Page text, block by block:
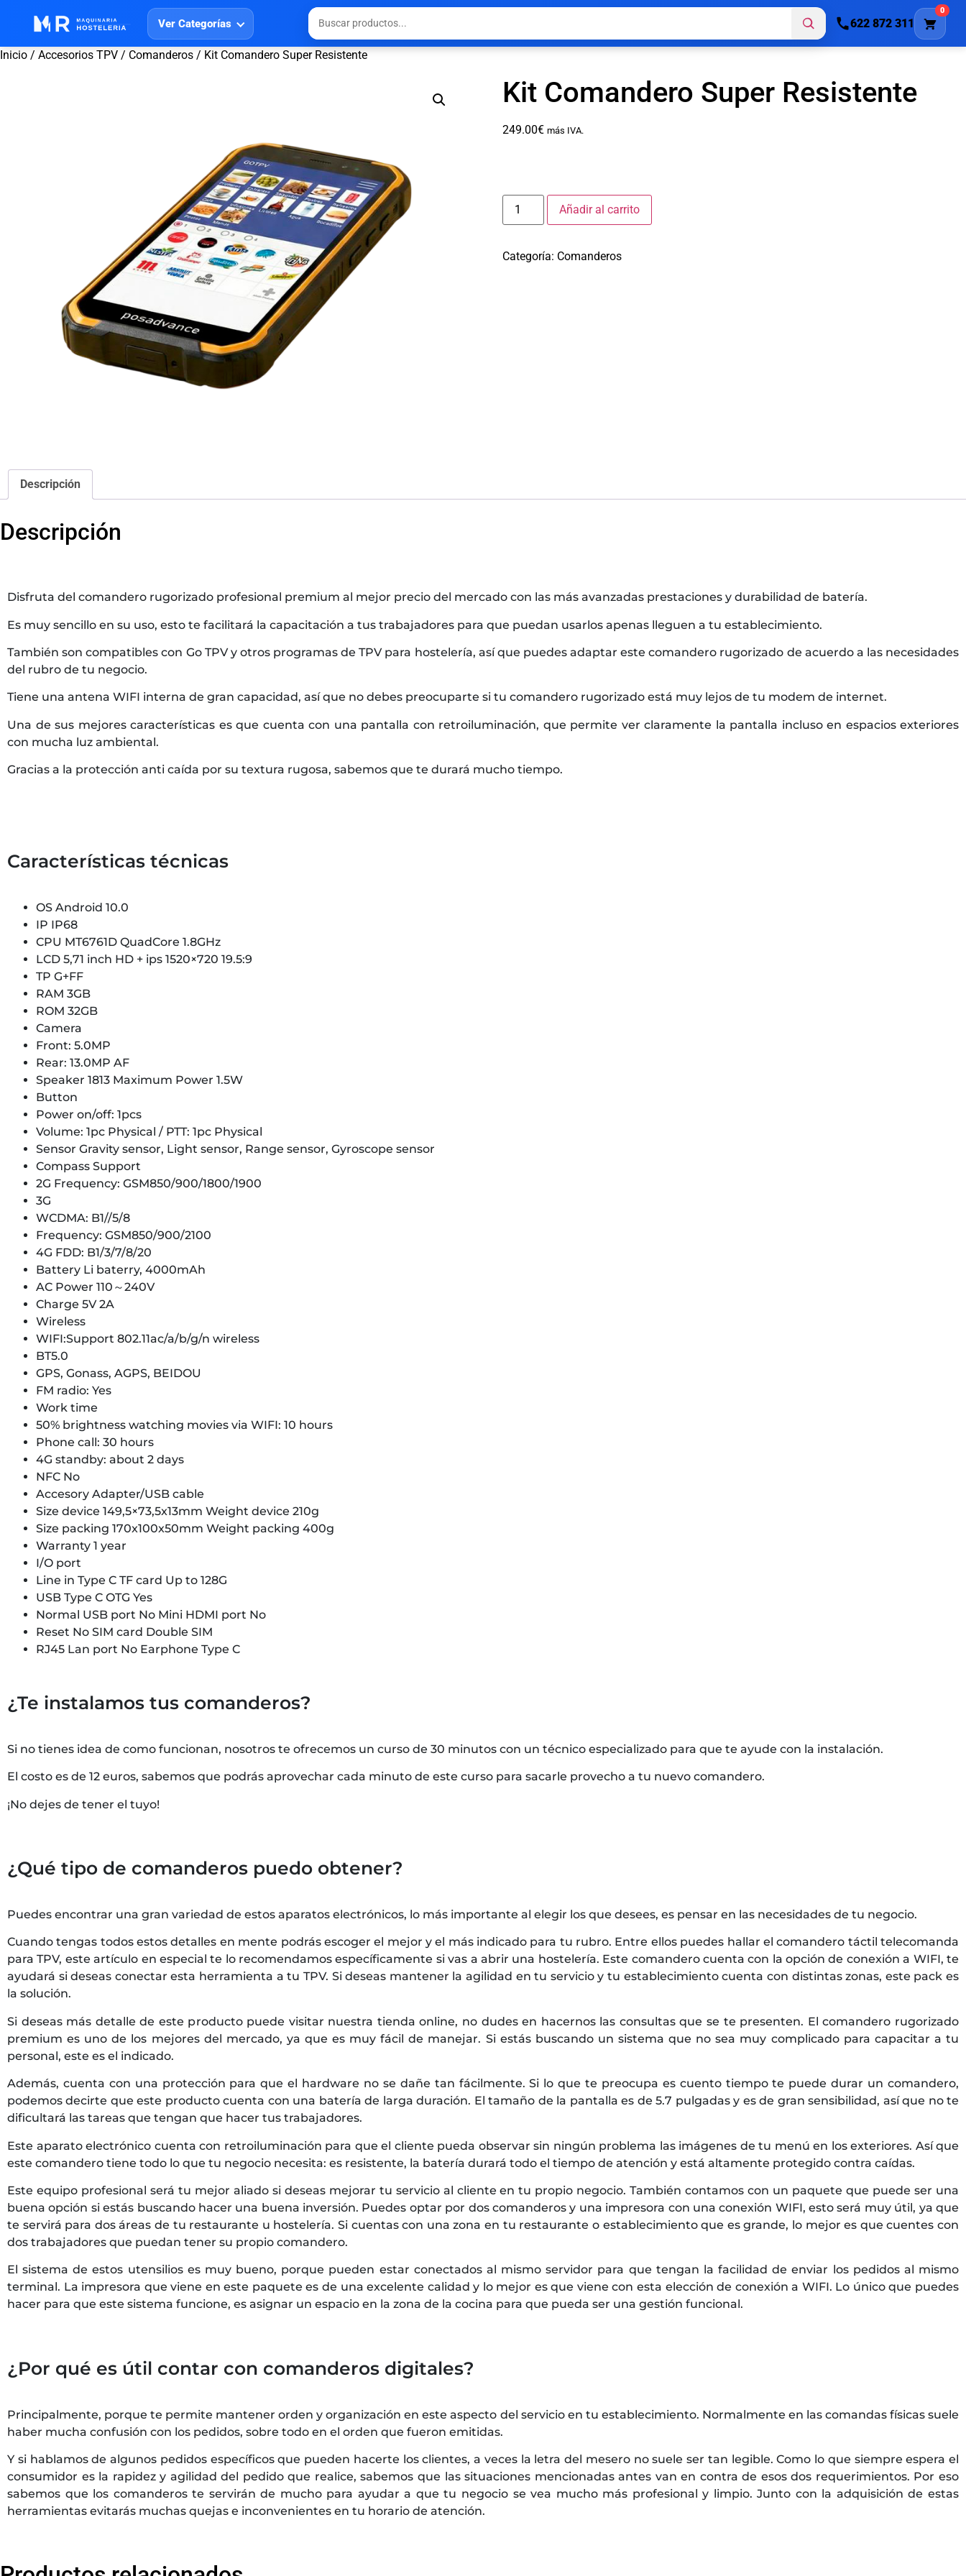
Ver Categorías 622 872 311
0
Inicio / Accesorios TPV / Comanderos / Kit Comandero Super Resistente
Kit Comandero Super Resistente
249.00€ más IVA.
Añadir al carrito
Categoría: Comanderos
Descripción
Descripción
Disfruta del comandero rugorizado profesional premium al mejor precio del mercado con las más avanzadas prestaciones y durabilidad de batería.
Es muy sencillo en su uso, esto te facilitará la capacitación a tus trabajadores para que puedan usarlos apenas lleguen a tu establecimiento.
También son compatibles con Go TPV y otros programas de TPV para hostelería, así que puedes adaptar este comandero rugorizado de acuerdo a las necesidades
del rubro de tu negocio.
Tiene una antena WIFI interna de gran capacidad, así que no debes preocuparte si tu comandero rugorizado está muy lejos de tu modem de internet.
Una de sus mejores características es que cuenta con una pantalla con retroiluminación, que permite ver claramente la pantalla incluso en espacios exteriores
con mucha luz ambiental.
Gracias a la protección anti caída por su textura rugosa, sabemos que te durará mucho tiempo.
Características técnicas
OS Android 10.0
IP IP68
CPU MT6761D QuadCore 1.8GHz
LCD 5,71 inch HD + ips 1520×720 19.5:9
TP G+FF
RAM 3GB
ROM 32GB
Camera
Front: 5.0MP
Rear: 13.0MP AF
Speaker 1813 Maximum Power 1.5W
Button
Power on/off: 1pcs
Volume: 1pc Physical / PTT: 1pc Physical
Sensor Gravity sensor, Light sensor, Range sensor, Gyroscope sensor
Compass Support
2G Frequency: GSM850/900/1800/1900
3G
WCDMA: B1//5/8
Frequency: GSM850/900/2100
4G FDD: B1/3/7/8/20
Battery Li baterry, 4000mAh
AC Power 110～240V
Charge 5V 2A
Wireless
WIFI:Support 802.11ac/a/b/g/n wireless
BT5.0
GPS, Gonass, AGPS, BEIDOU
FM radio: Yes
Work time
50% brightness watching movies via WIFI: 10 hours
Phone call: 30 hours
4G standby: about 2 days
NFC No
Accesory Adapter/USB cable
Size device 149,5×73,5x13mm Weight device 210g
Size packing 170x100x50mm Weight packing 400g
Warranty 1 year
I/O port
Line in Type C TF card Up to 128G
USB Type C OTG Yes
Normal USB port No Mini HDMI port No
Reset No SIM card Double SIM
RJ45 Lan port No Earphone Type C
¿Te instalamos tus comanderos?
Si no tienes idea de como funcionan, nosotros te ofrecemos un curso de 30 minutos con un técnico especializado para que te ayude con la instalación.
El costo es de 12 euros, sabemos que podrás aprovechar cada minuto de este curso para sacarle provecho a tu nuevo comandero.
¡No dejes de tener el tuyo!
¿Qué tipo de comanderos puedo obtener?
Puedes encontrar una gran variedad de estos aparatos electrónicos, lo más importante al elegir los que desees, es pensar en las necesidades de tu negocio.
Cuando tengas todos estos detalles en mente podrás escoger el mejor y el más indicado para tu rubro. Entre ellos puedes hallar el comandero táctil telecomanda
para TPV, este artículo en especial te lo recomendamos específicamente si vas a abrir una hostelería. Este comandero cuenta con la opción de conexión a WIFI, te
ayudará si deseas conectar esta herramienta a tu TPV. Si deseas mantener la agilidad en tu servicio y tu establecimiento cuenta con distintas zonas, este pack es
la solución.
Si deseas más detalle de este producto puede visitar nuestra tienda online, no dudes en hacernos las consultas que se te presenten. El comandero rugorizado
premium es uno de los mejores del mercado, ya que es muy fácil de manejar. Si estás buscando un sistema que no sea muy complicado para capacitar a tu
personal, este es el indicado.
Además, cuenta con una protección para que el hardware no se dañe tan fácilmente. Si lo que te preocupa es cuento tiempo te puede durar un comandero,
podemos decirte que este producto cuenta con una batería de larga duración. El tamaño de la pantalla es de 5.7 pulgadas y es de gran sensibilidad, así que no te
dificultará las tareas que tengan que hacer tus trabajadores.
Este aparato electrónico cuenta con retroiluminación para que el cliente pueda observar sin ningún problema las imágenes de tu menú en los exteriores. Así que
este comandero tiene todo lo que tu negocio necesita: es resistente, la batería durará todo el tiempo de atención y está altamente protegido contra caídas.
Este equipo profesional será tu mejor aliado si deseas mejorar tu servicio al cliente en tu propio negocio. También contamos con un paquete que puede ser una
buena opción si estás buscando hacer una buena inversión. Puedes optar por dos comanderos y una impresora con una conexión WIFI, esto será muy útil, ya que
te servirá para dos áreas de tu restaurante u hostelería. Si cuentas con una zona en tu restaurante o establecimiento que es grande, lo mejor es que cuentes con
dos trabajadores que puedan tener su propio comandero.
El sistema de estos utensilios es muy bueno, porque pueden estar conectados al mismo servidor para que tengan la facilidad de enviar los pedidos al mismo
terminal. La impresora que viene en este paquete es de una excelente calidad y lo mejor es que viene con esta elección de conexión a WIFI. Lo único que puedes
hacer para que este sistema funcione, es asignar un espacio en la zona de la cocina para que pueda ser una gestión funcional.
¿Por qué es útil contar con comanderos digitales?
Principalmente, porque te permite mantener orden y organización en este aspecto del servicio en tu establecimiento. Normalmente en las comandas físicas suele
haber mucha confusión con los pedidos, sobre todo en el orden que fueron emitidas.
Y si hablamos de algunos pedidos específicos que pueden hacerte los clientes, a veces la letra del mesero no suele ser tan legible. Como lo que siempre espera el
consumidor es la rapidez y agilidad del pedido que realice, sabemos que las situaciones mencionadas antes van en contra de esos dos requerimientos. Por eso
sabemos que los comanderos te servirán de mucho para ayudar a que tu negocio se vea mucho más profesional y limpio. Junto con la adquisición de estas
herramientas evitarás muchas quejas e inconvenientes en tu horario de atención.